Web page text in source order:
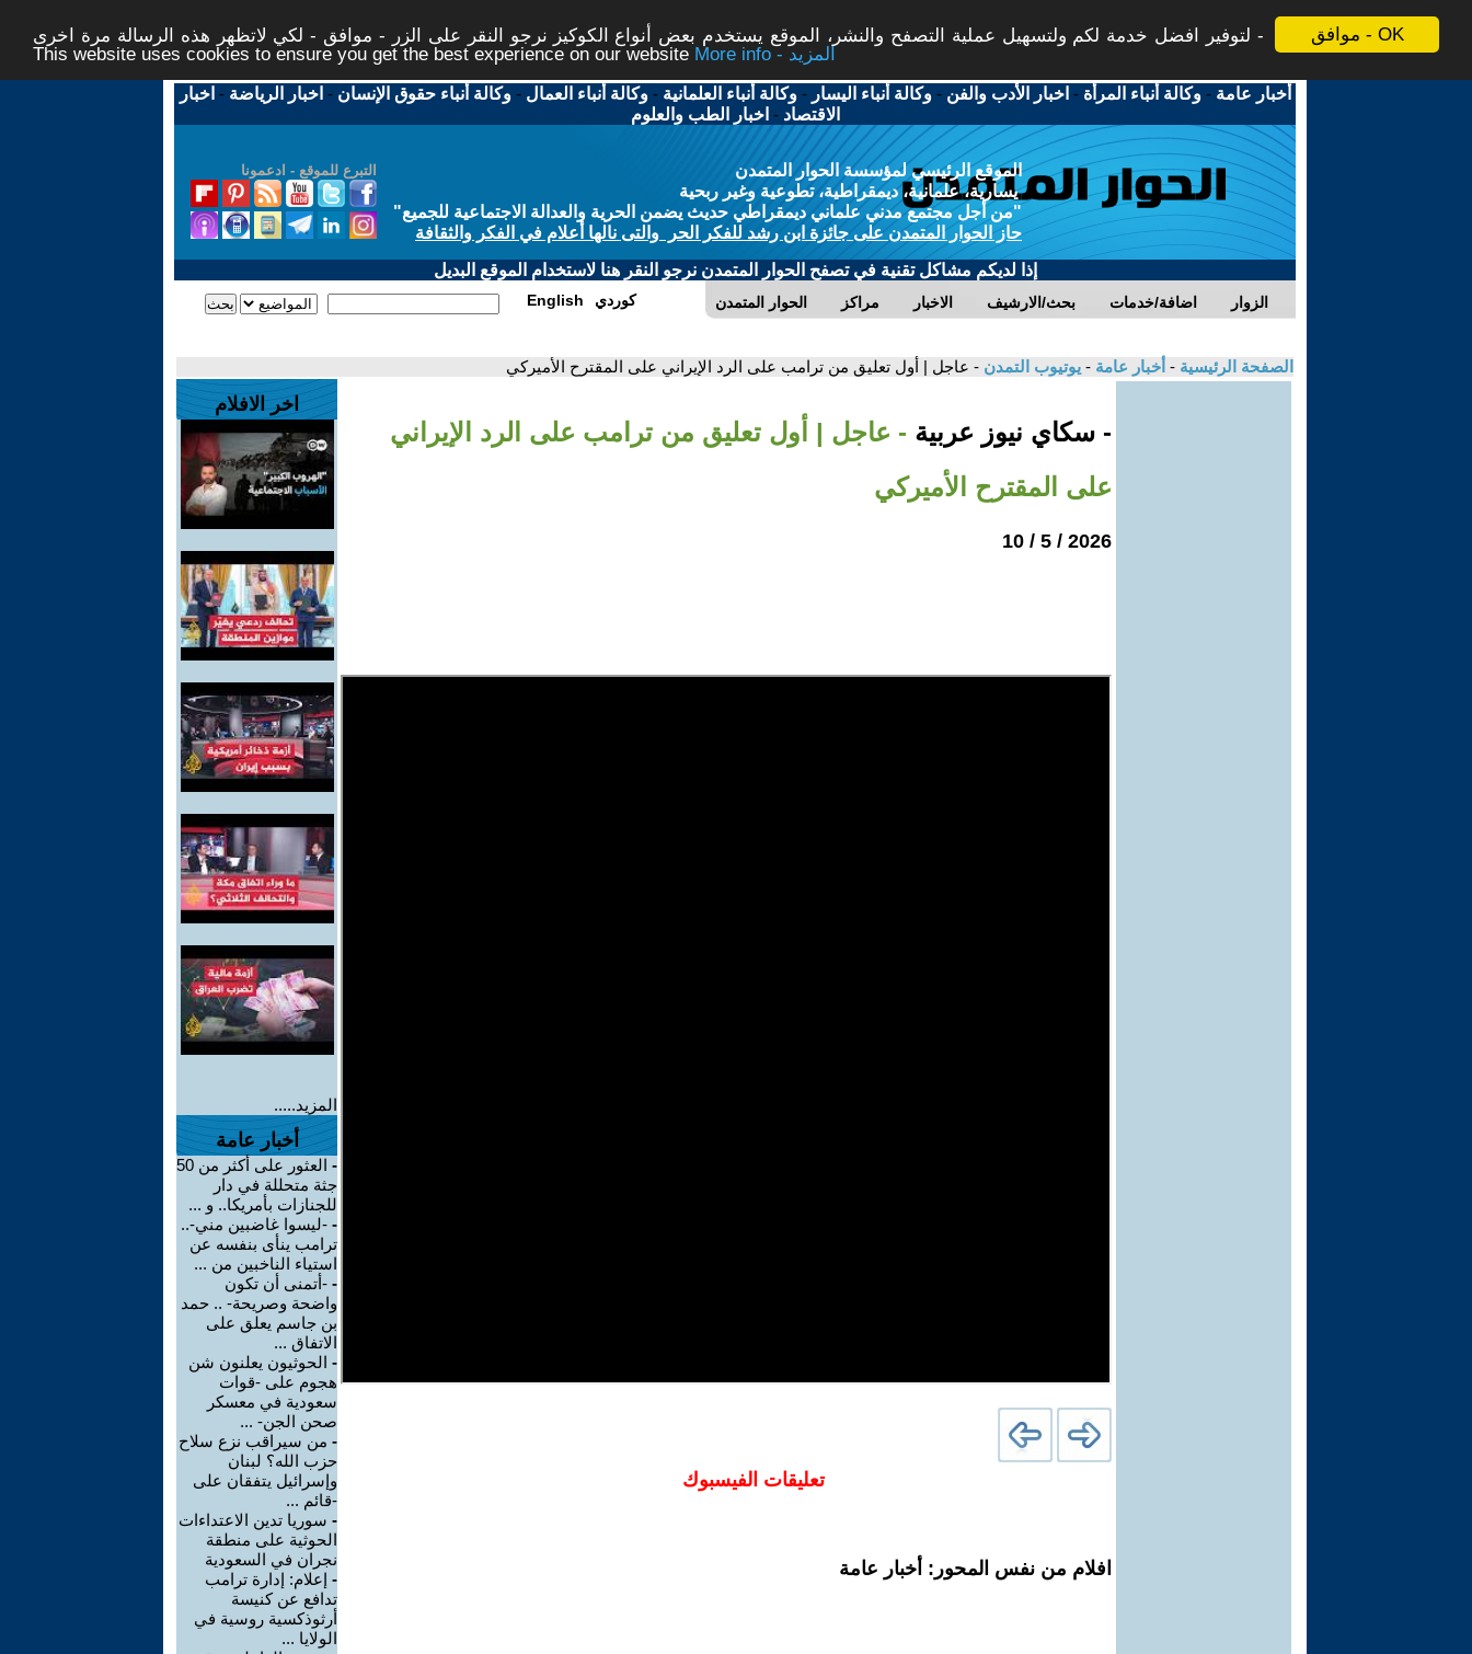
موافق - OK
لتوفير افضل خدمة لكم ولتسهيل عملية التصفح والنشر، الموقع يستخدم بعض أنواع الكوكيز نرجو النقر على الزر - موافق - لكي لاتظهر هذه الرسالة مرة اخرى -
This website uses cookies to ensure you get the best experience on our website
More info - المزيد
أخبار عامة -وكالة أنباء المرأة - اخبار الأدب والفن -وكالة أنباء اليسار -وكالة أنباء العلمانية -وكالة أنباء العمال -وكالة أنباء حقوق الإنسان - اخبار الرياضة - اخبار
الاقتصاد - اخبار الطب والعلوم
التبرع للموقع - ادعمونا
الموقع الرئيسي لمؤسسة الحوار المتمدن
يسارية، علمانية، ديمقراطية، تطوعية وغير ربحية
"من أجل مجتمع مدني علماني ديمقراطي حديث يضمن الحرية والعدالة الاجتماعية للجميع"
حاز الحوار المتمدن على جائزة ابن رشد للفكر الحر والتى نالها أعلام في الفكر والثقافة
إذا لديكم مشاكل تقنية في تصفح الحوار المتمدن نرجو النقر هنا لاستخدام الموقع البديل
الحوار المتمدن مراكز الاخبار بحث/الارشيف اضافة/خدمات الزوار English كوردي
الصفحة الرئيسية - أخبار عامة - يوتيوب التمدن - عاجل | أول تعليق من ترامب على الرد الإيراني على المقترح الأميركي
- سكاي نيوز عربية - عاجل | أول تعليق من ترامب على الرد الإيراني
على المقترح الأميركي
2026 / 5 / 10
تعليقات الفيسبوك
افلام من نفس المحور: أخبار عامة
اخر الافلام
المزيد.....
أخبار عامة
-
العثور على أكثر من 50
جثة متحللة في دار
للجنازات بأمريكا.. و ...
- -ليسوا غاضبين مني-..
ترامب ينأى بنفسه عن
استياء الناخبين من ...
- -أتمنى أن تكون
واضحة وصريحة- .. حمد
بن جاسم يعلق على
الاتفاق ...
- الحوثيون يعلنون شن
هجوم على -قوات
سعودية في معسكر
صحن الجن- ...
- من سيراقب نزع سلاح
حزب الله؟ لبنان
وإسرائيل يتفقان على
-قائم ...
- سوريا تدين الاعتداءات
الحوثية على منطقة
نجران في السعودية
- إعلام: إدارة ترامب
تدافع عن كنيسة
أرثوذكسية روسية في
الولايا ...